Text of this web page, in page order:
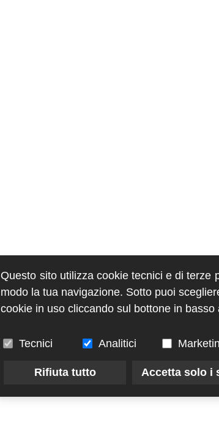
Questo sito utilizza cookie tecnici e di terze
modo la tua navigazione. Sotto puoi
cookie in uso cliccando sul bottone in basso
Tecnici Analitici
Rifiuta tutto Accetta solo i